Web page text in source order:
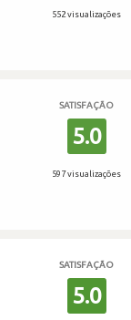
552 visualizações
SATISFAÇÃO
5.0
597 visualizações
SATISFAÇÃO
5.0